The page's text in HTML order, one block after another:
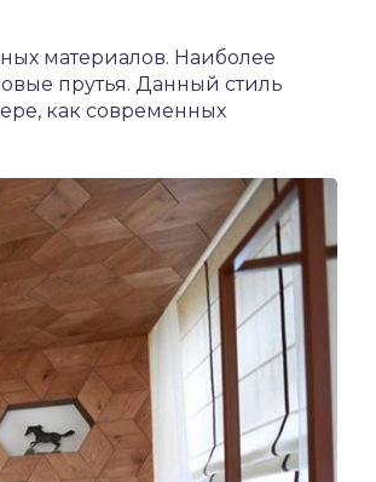
материалов. Наиболее
прутья. Данный стиль
как современных